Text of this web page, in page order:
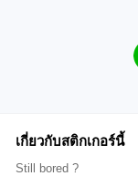
เกี่ยวกับสติกเกอร์นี้
Still bored ?